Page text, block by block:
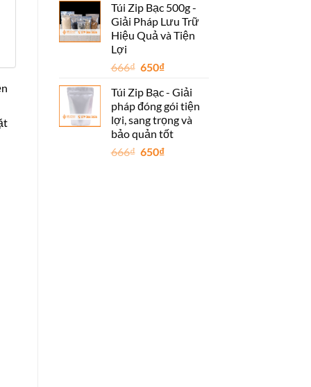
là:
666₫.
tại
là:
650₫.
Túi Zip Bạc 500g -
Giải Pháp Lưu Trữ
Hiệu Quả và Tiện
Lợi
666₫ Giá
là:
666₫.
650₫Giá
tại
là:
650₫.
Túi Zip Bạc - Giải
pháp đóng gói tiện
lợi, sang trọng và
bảo quản tốt
666₫ Giá
650₫Giá